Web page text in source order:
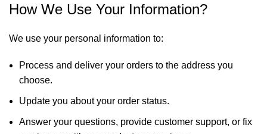
How We Use Your Information?
We use your personal information to:
Process and deliver your orders to the address you
choose.
Update you about your order status.
Answer your questions, provide customer support, or fix